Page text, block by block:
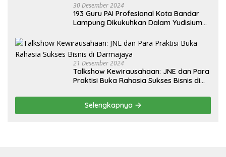
30 Desember 2024
193 Guru PAI Profesional Kota Bandar
Lampung Dikukuhkan Dalam Yudisium
21 Desember 2024
Talkshow Kewirausahaan: JNE dan Para
Praktisi Buka Rahasia Sukses Bisnis di
Selengkapnya